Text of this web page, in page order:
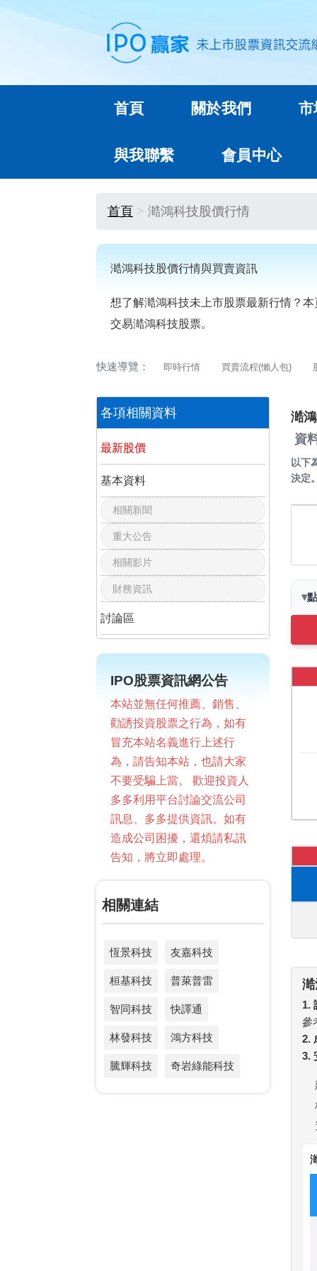
首頁 關於我們 市
與我聯繫 會員中心
首頁 澔鴻科技股價行情
澔鴻科技股價行情與買賣資訊
想了解澔鴻科技未上市股票最新行情？
交易澔鴻科技股票。
快速導覽： 即時行情 買賣流程(懶人包)
各項相關資料
最新股價
基本資料
相關新聞
重大公告
相關影片
財務資訊
討論區
IPO股票資訊網公告
本站並無任何推薦、銷售、
勸誘投資股票之行為，如有
冒充本站名義進行上述行
為，請告知本站，也請大家
不要受騙上當。 歡迎投資人
多多利用平台討論交流公司
訊息、多多提供資訊。如有
造成公司困擾，還煩請私訊
告知，將立即處理。
相關連結
恆景科技 友嘉科技
桓基科技 普萊普雷
智同科技 快譯通
林發科技 鴻方科技
騰輝科技 奇岩綠能科技
澔
資
以下
決定
▾
1.
參
2.
3.